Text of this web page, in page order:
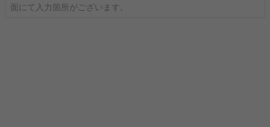
面にて入力箇所がございます。